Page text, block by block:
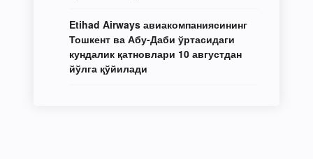
Etihad Airways авиакомпаниясининг
Тошкент ва Абу-Даби ўртасидаги
кундалик қатновлари 10 августдан
йўлга қўйилади